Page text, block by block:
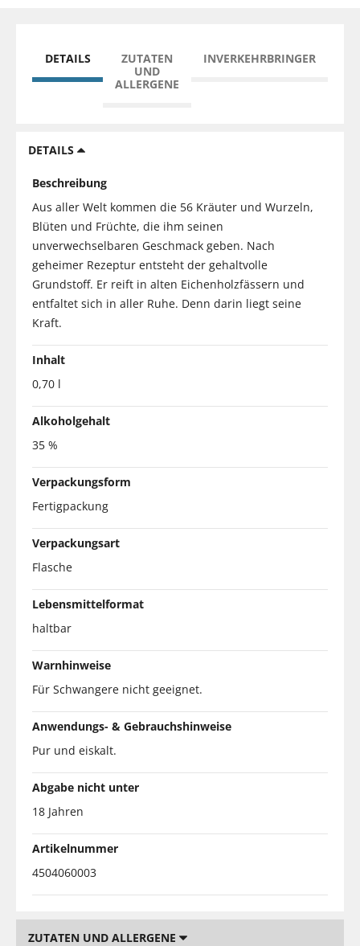
DETAILS
ZUTATEN
UND
ALLERGENE
INVERKEHRBRINGER
DETAILS
Beschreibung
Aus aller Welt kommen die 56 Kräuter und Wurzeln,
Blüten und Früchte, die ihm seinen
unverwechselbaren Geschmack geben. Nach
geheimer Rezeptur entsteht der gehaltvolle
Grundstoff. Er reift in alten Eichenholzfässern und
entfaltet sich in aller Ruhe. Denn darin liegt seine
Kraft.
Inhalt
0,70 l
Alkoholgehalt
35 %
Verpackungsform
Fertigpackung
Verpackungsart
Flasche
Lebensmittelformat
haltbar
Warnhinweise
Für Schwangere nicht geeignet.
Anwendungs- & Gebrauchshinweise
Pur und eiskalt.
Abgabe nicht unter
18 Jahren
Artikelnummer
4504060003
ZUTATEN UND ALLERGENE